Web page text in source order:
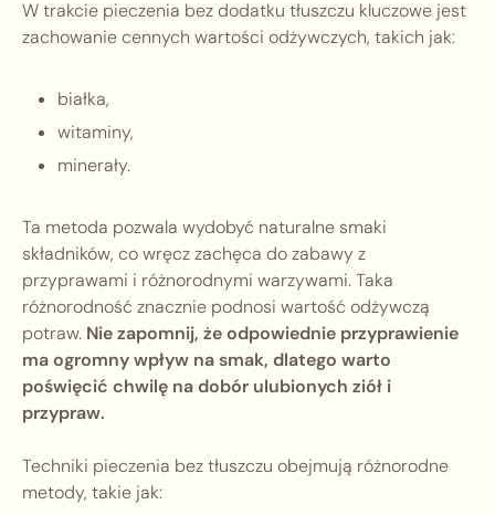
W trakcie pieczenia bez dodatku tłuszczu kluczowe jest
zachowanie cennych wartości odżywczych, takich jak:
białka,
witaminy,
minerały.
Ta metoda pozwala wydobyć naturalne smaki
składników, co wręcz zachęca do zabawy z
przyprawami i różnorodnymi warzywami. Taka
różnorodność znacznie podnosi wartość odżywczą
potraw. Nie zapomnij, że odpowiednie przyprawienie
ma ogromny wpływ na smak, dlatego warto
poświęcić chwilę na dobór ulubionych ziół i
przypraw.
Techniki pieczenia bez tłuszczu obejmują różnorodne
metody, takie jak: